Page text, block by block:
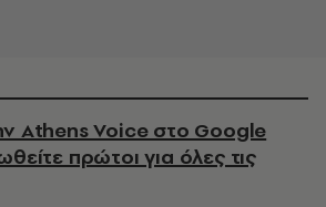
Athens Voice στο Google
πρώτοι για όλες τις